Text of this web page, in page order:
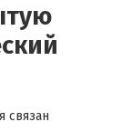
связан